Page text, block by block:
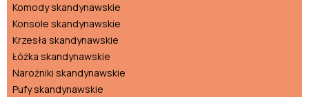
Komody skandynawskie
Konsole skandynawskie
Krzesła skandynawskie
Łóżka skandynawskie
Narożniki skandynawskie
Pufy skandynawskie